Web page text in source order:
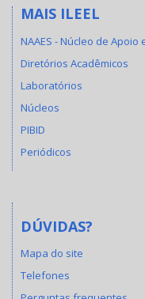
MAIS ILEEL
NAAES - Núcleo de
Diretórios Acadêmicos
Laboratórios
Núcleos
PIBID
Periódicos
DÚVIDAS?
Mapa do site
Telefones